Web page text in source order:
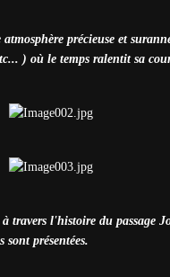
précieuse et
) où le temps ralentit sa
travers l'histoire du passage
sont présentées.